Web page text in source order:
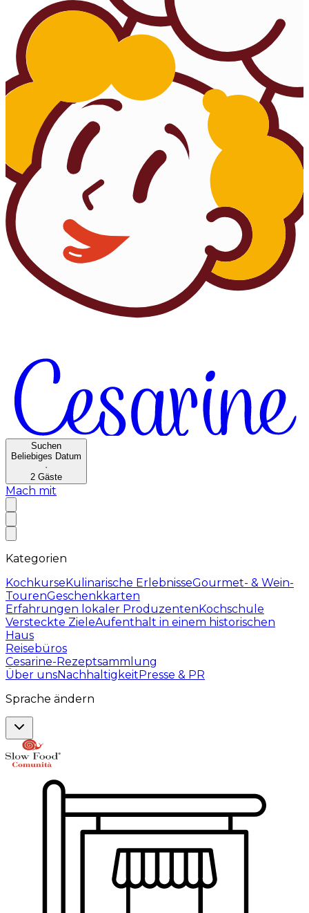
Suchen
Beliebiges Datum
·
2 Gäste
Mach mit
Kategorien
KochkurseKulinarische ErlebnisseGourmet- & Wein-
TourenGeschenkkarten
Erfahrungen lokaler ProduzentenKochschule
Versteckte ZieleAufenthalt in einem historischen
Haus
Reisebüros
Cesarine-Rezeptsammlung
Über unsNachhaltigkeitPresse & PR
Sprache ändern